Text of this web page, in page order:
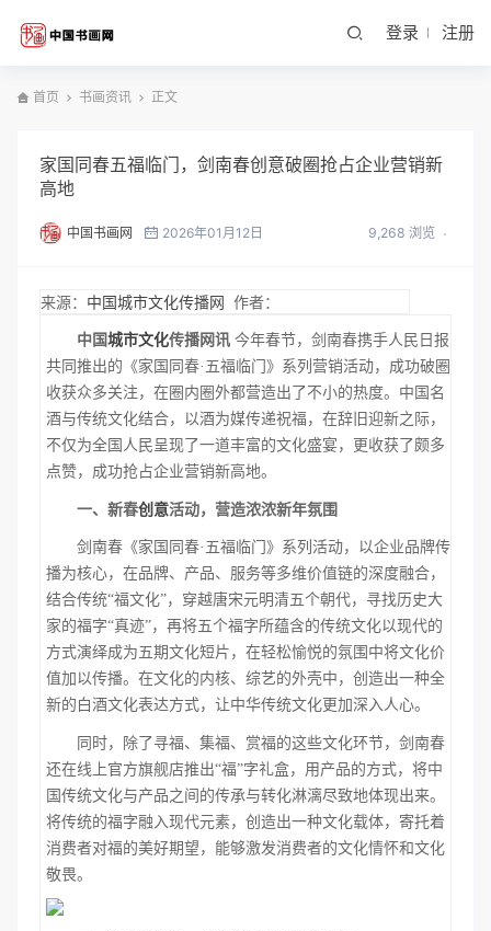
登录 注册
首页 书画资讯 正文
家国同春五福临门，剑南春创意破圈抢占企业营销新
高地
中国书画网 2026年01月12日 9,268 浏览
来源： 中国城市文化传播网 作者：
中国城市文化传播网讯 今年春节，剑南春携手人民日报
共同推出的《家国同春·五福临门》系列营销活动，成功破圈
收获众多关注，在圈内圈外都营造出了不小的热度。中国名
酒与传统文化结合，以酒为媒传递祝福，在辞旧迎新之际，
不仅为全国人民呈现了一道丰富的文化盛宴，更收获了颇多
点赞，成功抢占企业营销新高地。
一、新春创意活动，营造浓浓新年氛围
剑南春《家国同春·五福临门》系列活动，以企业品牌传
播为核心，在品牌、产品、服务等多维价值链的深度融合，
结合传统“福文化”，穿越唐宋元明清五个朝代，寻找历史大
家的福字“真迹”，再将五个福字所蕴含的传统文化以现代的
方式演绎成为五期文化短片，在轻松愉悦的氛围中将文化价
值加以传播。在文化的内核、综艺的外壳中，创造出一种全
新的白酒文化表达方式，让中华传统文化更加深入人心。
同时，除了寻福、集福、赏福的这些文化环节，剑南春
还在线上官方旗舰店推出“福”字礼盒，用产品的方式，将中
国传统文化与产品之间的传承与转化淋漓尽致地体现出来。
将传统的福字融入现代元素，创造出一种文化载体，寄托着
消费者对福的美好期望，能够激发消费者的文化情怀和文化
敬畏。